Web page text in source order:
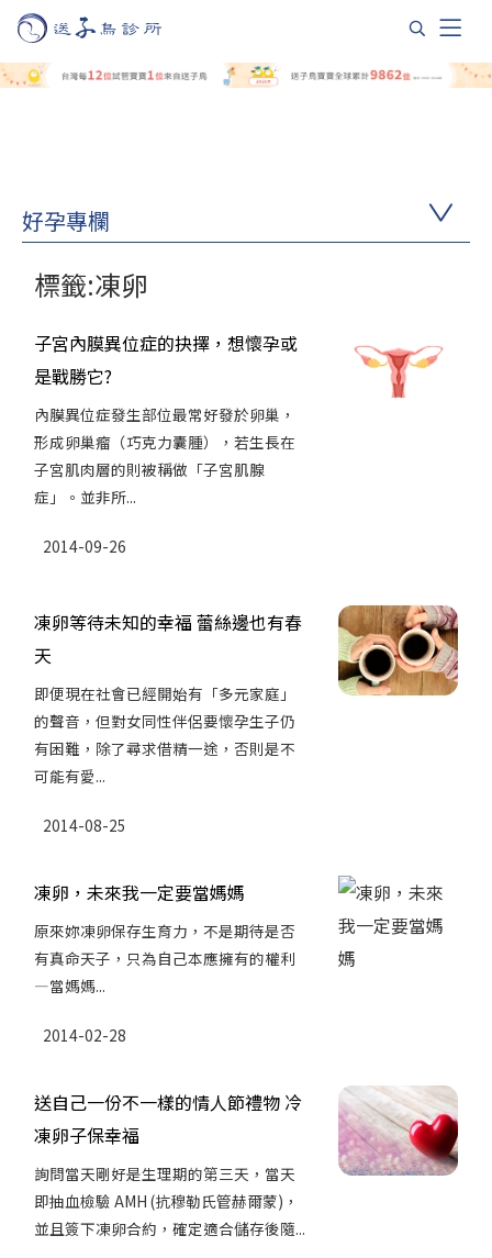
好孕專欄
標籤:凍卵
子宮內膜異位症的抉擇，想懷孕或
是戰勝它?
內膜異位症發生部位最常好發於卵巢，
形成卵巢瘤（巧克力囊腫），若生長在
子宮肌肉層的則被稱做「子宮肌腺
症」。並非所...
2014-09-26
凍卵等待未知的幸福 蕾絲邊也有春
天
即便現在社會已經開始有「多元家庭」
的聲音，但對女同性伴侶要懷孕生子仍
有困難，除了尋求借精一途，否則是不
可能有愛...
2014-08-25
凍卵，未來我一定要當媽媽
原來妳凍卵保存生育力，不是期待是否
有真命天子，只為自己本應擁有的權利
—當媽媽...
2014-02-28
送自己一份不一樣的情人節禮物 冷
凍卵子保幸福
詢問當天剛好是生理期的第三天，當天
即抽血檢驗 AMH (抗穆勒氏管赫爾蒙)，
並且簽下凍卵合約，確定適合儲存後隨...